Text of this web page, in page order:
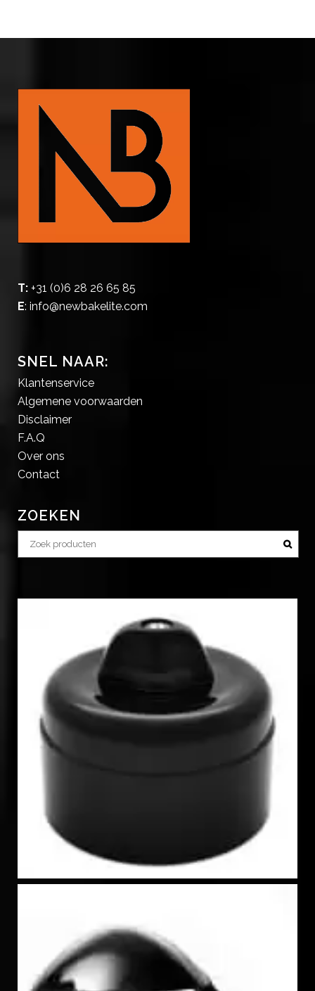
T: +31 (0)6 28 26 65 85
E: info@newbakelite.com
SNEL NAAR:
Klantenservice
Algemene voorwaarden
Disclaimer
F.A.Q
Over ons
Contact
ZOEKEN